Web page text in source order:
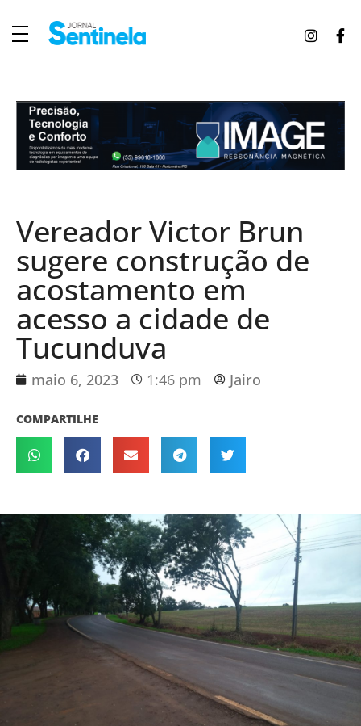
Vereador Victor Brun
sugere construção de
acostamento em
acesso a cidade de
Tucunduva
maio 6, 2023 1:46 pm Jairo
COMPARTILHE